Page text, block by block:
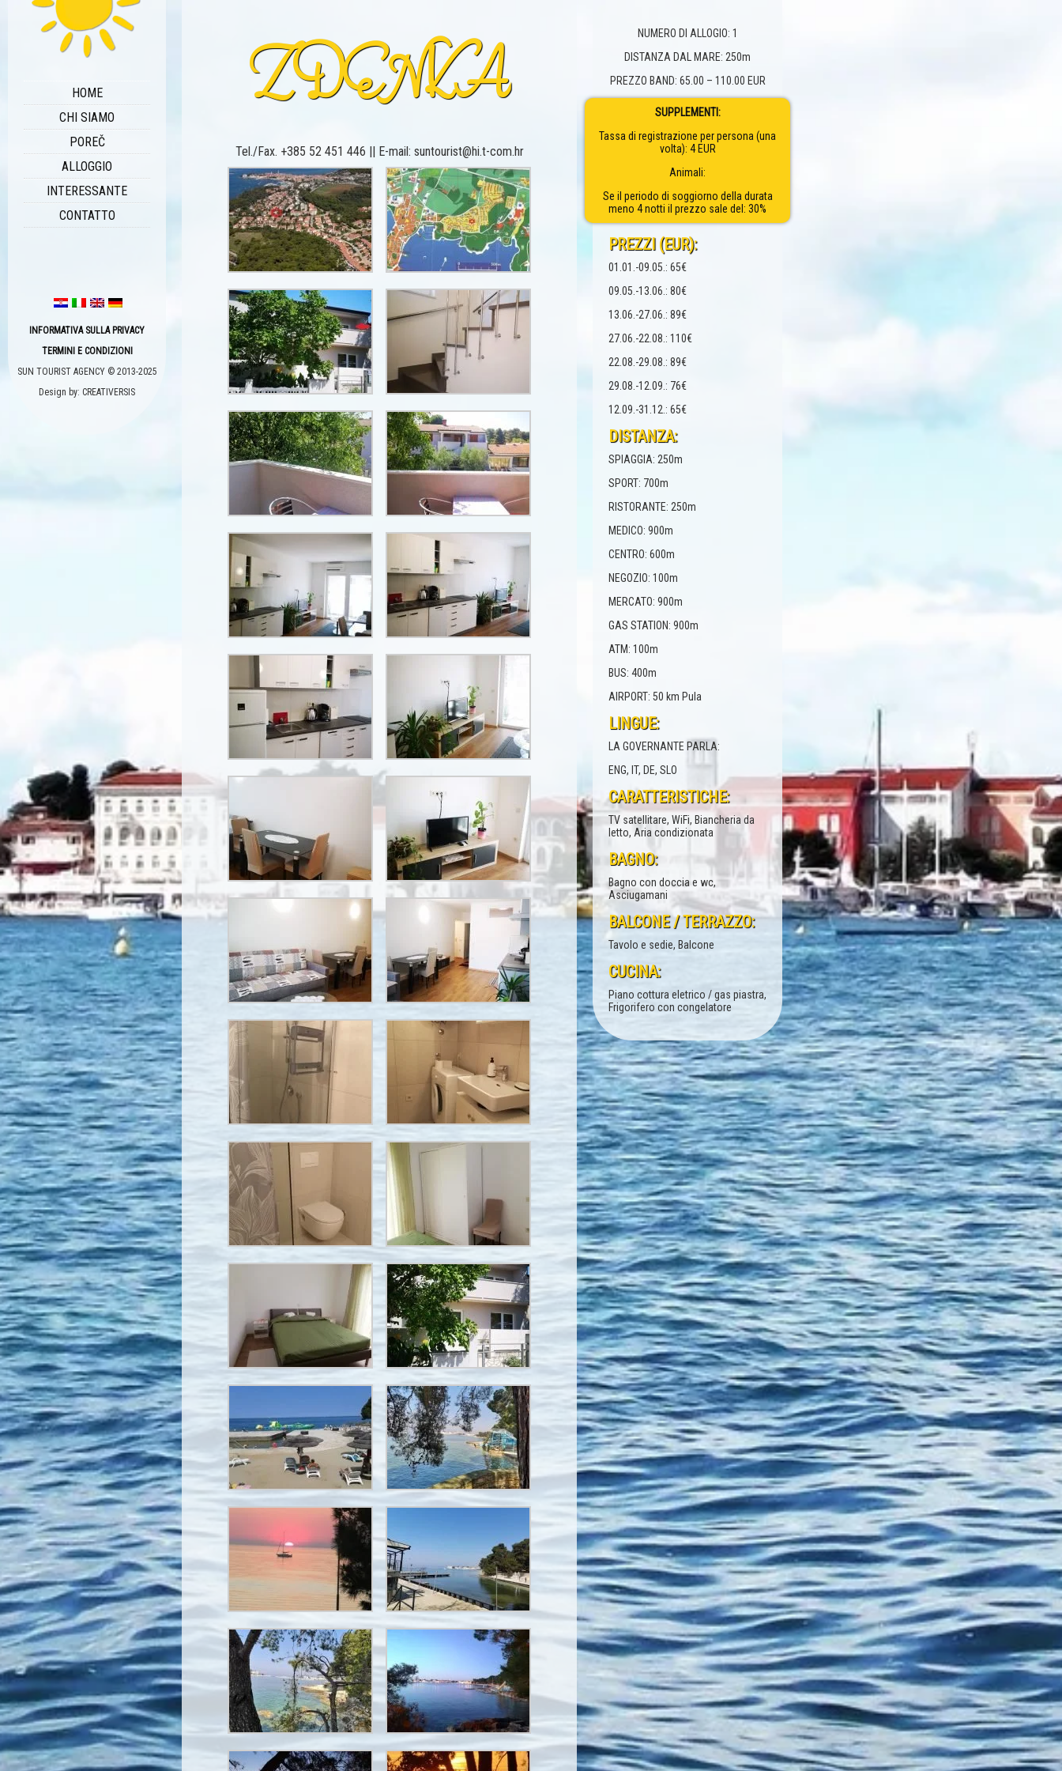
HOME
CHI SIAMO
POREČ
ALLOGGIO
INTERESSANTE
CONTATTO
INFORMATIVA SULLA PRIVACY
TERMINI E CONDIZIONI
SUN TOURIST AGENCY © 2013-2025
Design by: CREATIVERSIS
ZDENKA
Tel./Fax. +385 52 451 446 || E-mail: suntourist@hi.t-com.hr
NUMERO DI ALLOGIO: 1
DISTANZA DAL MARE: 250m
PREZZO BAND: 65.00 – 110.00 EUR
SUPPLEMENTI:
Tassa di registrazione per persona (una
volta): 4 EUR
Animali:
Se il periodo di soggiorno della durata
meno 4 notti il prezzo sale del: 30%
PREZZI (EUR):
01.01.-09.05.: 65€
09.05.-13.06.: 80€
13.06.-27.06.: 89€
27.06.-22.08.: 110€
22.08.-29.08.: 89€
29.08.-12.09.: 76€
12.09.-31.12.: 65€
DISTANZA:
SPIAGGIA: 250m
SPORT: 700m
RISTORANTE: 250m
MEDICO: 900m
CENTRO: 600m
NEGOZIO: 100m
MERCATO: 900m
GAS STATION: 900m
ATM: 100m
BUS: 400m
AIRPORT: 50 km Pula
LINGUE:
LA GOVERNANTE PARLA:
ENG, IT, DE, SLO
CARATTERISTICHE:
TV satellitare, WiFi, Biancheria da
letto, Aria condizionata
BAGNO:
Bagno con doccia e wc,
Asciugamani
BALCONE / TERRAZZO:
Tavolo e sedie, Balcone
CUCINA:
Piano cottura eletrico / gas piastra,
Frigorifero con congelatore